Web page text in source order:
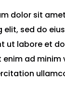
dolor sit
elit, sed do
ut labore et
enim ad minim